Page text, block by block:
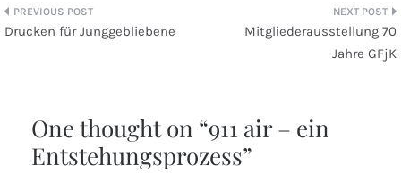
Beitragsnavigation
Drucken für Junggebliebene
Mitgliederausstellung 70
Jahre GFjK
One thought on “911 air – ein
Entstehungsprozess”